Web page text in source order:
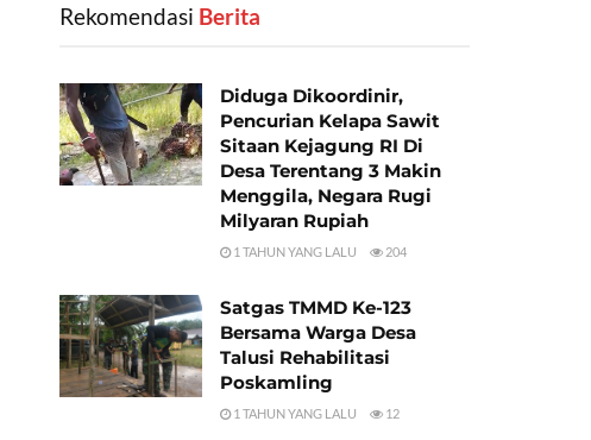
Rekomendasi ‎ Berita
Diduga Dikoordinir,
Pencurian Kelapa Sawit
Sitaan Kejagung RI Di
Desa Terentang 3 Makin
Menggila, Negara Rugi
Milyaran Rupiah
1 TAHUN YANG LALU 204
Satgas TMMD Ke-123
Bersama Warga Desa
Talusi Rehabilitasi
Poskamling
1 TAHUN YANG LALU 12